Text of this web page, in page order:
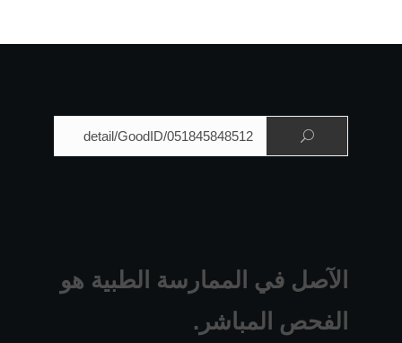
الآصل في الممارسة الطبية هو
الفحص المباشر.